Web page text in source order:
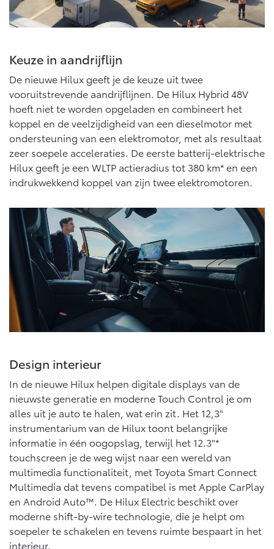
OOK ALS BATTERIJ-
ELEKTRISCH
Vanaf € 37.500,- Vanaf € 55.950,-
Proace Max (excl. BTW)
ELEKTRISCH
Vanaf € 46.301,-
Hilux (excl. BTW)
ELEKTRISCH
Vanaf € 56.570,-
Land Cruiser (excl. BTW)
Vanaf € 89.986,-
Keuze in aandrijflijn
De nieuwe Hilux geeft je de keuze uit twee
vooruitstrevende aandrijflijnen. De Hilux Hybrid 48V
hoeft niet te worden opgeladen en combineert het
koppel en de veelzijdigheid van een dieselmotor met
ondersteuning van een elektromotor, met als resultaat
zeer soepele acceleraties. De eerste batterij-elektrische
Hilux geeft je een WLTP actieradius tot 380 km* en een
indrukwekkend koppel van zijn twee elektromotoren.
Design interieur
In de nieuwe Hilux helpen digitale displays van de
nieuwste generatie en moderne Touch Control je om
alles uit je auto te halen, wat erin zit. Het 12,3"
instrumentarium van de Hilux toont belangrijke
informatie in één oogopslag, terwijl het 12.3"*
touchscreen je de weg wijst naar een wereld van
multimedia functionaliteit, met Toyota Smart Connect
Multimedia dat tevens compatibel is met Apple CarPlay
en Android Auto™. ​De Hilux Electric beschikt over
moderne shift-by-wire technologie, die je helpt om
soepeler te schakelen en tevens ruimte bespaart in het
interieur.